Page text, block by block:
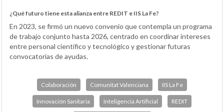
¿Qué futuro tiene esta alianza entre REDIT e IIS La Fe?
En 2023, se firmó un nuevo convenio que contempla un programa
de trabajo conjunto hasta 2026, centrado en coordinar intereses
entre personal científico y tecnológico y gestionar futuras
convocatorias de ayudas.
Colaboración Comunitat Valenciana IIS La Fe
Innovación Sanitaria Inteligencia Artificial REDIT